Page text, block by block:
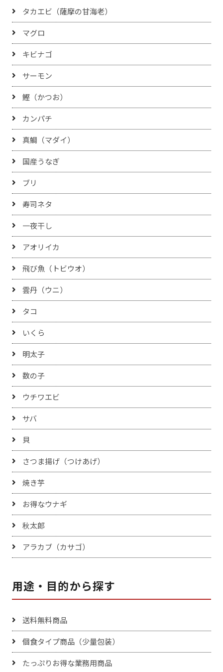
タカエビ（薩摩の甘海老）
マグロ
キビナゴ
サーモン
鰹（かつお）
カンパチ
真鯛（マダイ）
国産うなぎ
ブリ
寿司ネタ
一夜干し
アオリイカ
飛び魚（トビウオ）
雲丹（ウニ）
タコ
いくら
明太子
数の子
ウチワエビ
サバ
貝
さつま揚げ（つけあげ）
焼き芋
お得なウナギ
秋太郎
アラカブ（カサゴ）
用途・目的から探す
送料無料商品
個食タイプ商品（少量包装）
たっぷりお得な業務用商品